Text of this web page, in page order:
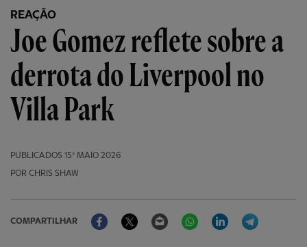
REAÇÃO
Joe Gomez reflete sobre a
derrota do Liverpool no
Villa Park
PUBLICADOS 15º MAIO 2026
POR CHRIS SHAW
COMPARTILHAR
FacebookTwitter Email WhatsAppLinkedIn